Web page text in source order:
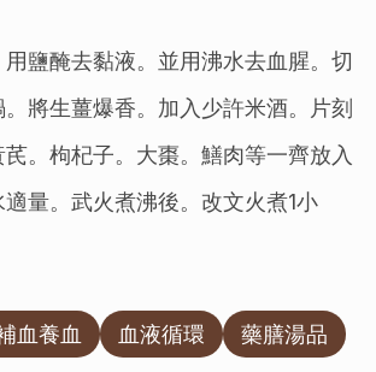
鹽醃去黏液。並用沸水去血腥。切
將生薑爆香。加入少許米酒。片刻
。枸杞子。大棗。鱔肉等一齊放入
量。武火煮沸後。改文火煮1小
血養血 血液循環 藥膳湯品